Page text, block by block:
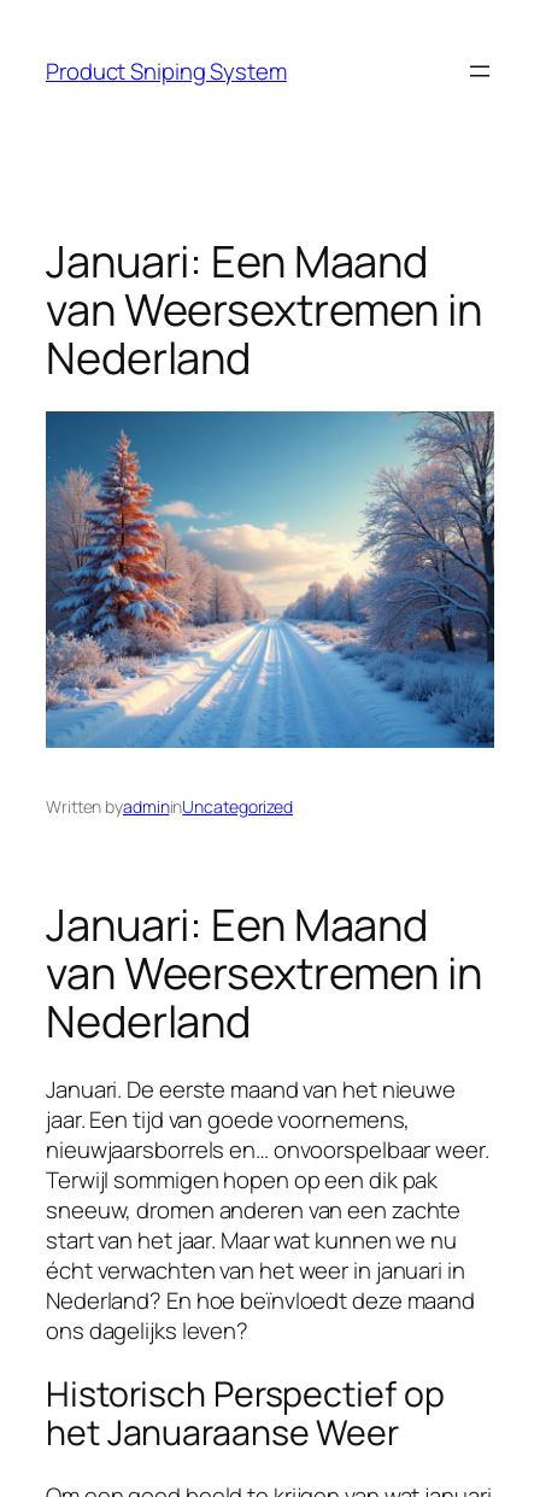
content
Product Sniping System
Januari: Een Maand
van Weersextremen in
Nederland
Written byadmininUncategorized
Januari: Een Maand
van Weersextremen in
Nederland
Januari. De eerste maand van het nieuwe
jaar. Een tijd van goede voornemens,
nieuwjaarsborrels en… onvoorspelbaar weer.
Terwijl sommigen hopen op een dik pak
sneeuw, dromen anderen van een zachte
start van het jaar. Maar wat kunnen we nu
écht verwachten van het weer in januari in
Nederland? En hoe beïnvloedt deze maand
ons dagelijks leven?
Historisch Perspectief op
het Januaraanse Weer